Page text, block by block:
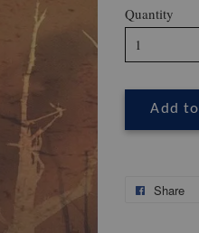
Quantity
Add
Share